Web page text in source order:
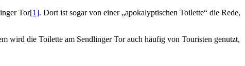
Tor[1]. Dort ist sogar von einer „apokalyptischen Toilette“ die Rede,
wird die Toilette am Sendlinger Tor auch häufig von Touristen genutzt,